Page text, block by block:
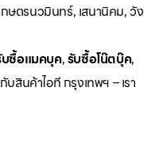
ษตรนวมินทร์, เสนานิคม, วัง
ซื้อแมคบุค,รับซื้อโน๊ตบุ๊ค,
สินค้าไอที กรุงเทพฯ – เรา